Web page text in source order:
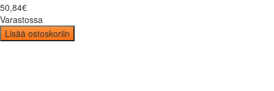
50,84€
Varastossa
Lisää ostoskoriin